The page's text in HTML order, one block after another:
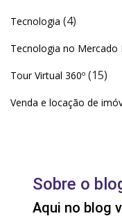
Tecnologia (4)
Tecnologia no Mercado
Tour Virtual 360º (15)
Venda e locação de
Sobre o
Aqui no blog